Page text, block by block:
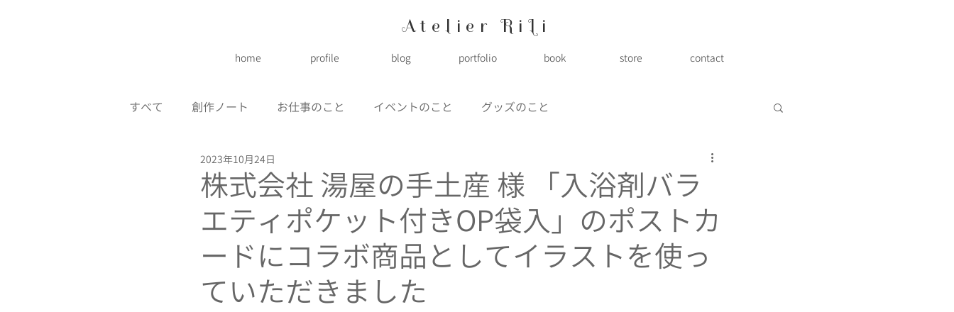
home profile blog portfolio book store contact
Atelier RiLi
すべて 創作ノート お仕事のこと イベントのこと グッズのこと
株式会社 湯屋の手土産 様 「入浴剤バラ
エティポケット付きOP袋入」のポストカ
ードにコラボ商品としてイラストを使っ
ていただきました
2023年10月24日